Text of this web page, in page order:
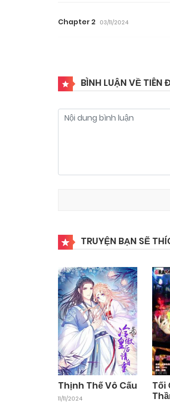
Chapter 2 03/11/2024
BÌNH LUẬN VỀ TIÊN
TRUYỆN BẠN SẼ
Thịnh Thế Vô Cấu
11/11/2024
Tối